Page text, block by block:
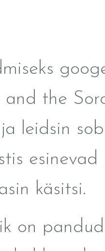
and the
leidsin
esinevad
käsitsi.
on